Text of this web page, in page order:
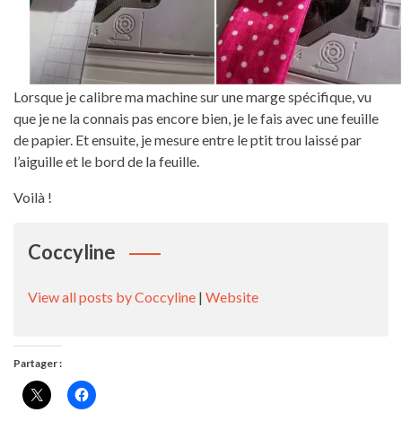
Lorsque je calibre ma machine sur une marge spécifique, vu
que je ne la connais pas encore bien, je le fais avec une feuille
de papier. Et ensuite, je mesure entre le ptit trou laissé par
l’aiguille et le bord de la feuille.
Voilà !
Coccyline
View all posts by Coccyline | Website
Partager :